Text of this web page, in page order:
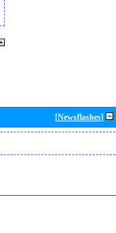
[Newsflashes]